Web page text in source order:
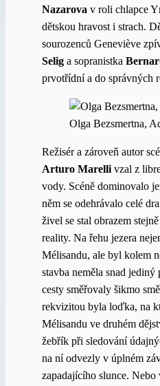
Nazarovav roli chlapce
dětskou hravost i strach.
sourozenců Geneviève
Seliga sopranistka
prvotřídní a do správných
Olga Bezsmertna,
Režisér a zároveň autor
Arturo Marellivzal z
vody. Scéně dominovalo
něm se odehrávalo celé
živel se stal obrazem
reality. Na řehu jezera
Mélisandu, ale byl kolem
stavba neměla snad
cesty směřovaly šikmo
rekvizitou byla loďka, na
Mélisandu ve druhém
žebřík při sledování
na ní odvezly v úplném
zapadajícího slunce.